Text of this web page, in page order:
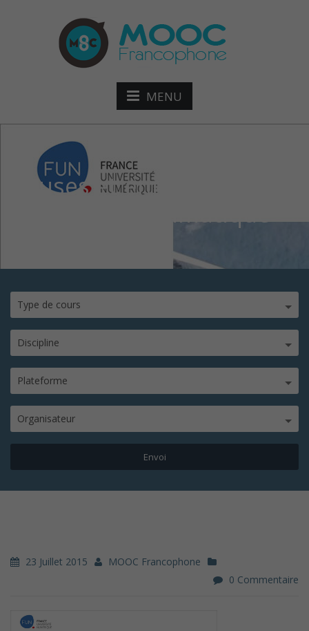
MENU
Causes et enjeux du
changement climatique
Type de cours
Discipline
Plateforme
Organisateur
23 Juillet 2015
MOOC Francophone
0 Commentaire